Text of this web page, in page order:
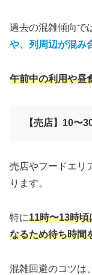
過去の混雑傾向で
や、列周辺が混み
午前中の利用や昼
【売店】10〜
売店やフードエリ
ります。
特に11時〜13時頃
なるため待ち時間
混雑回避のコツは、